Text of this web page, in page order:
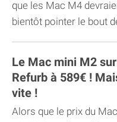
que les Mac M4
bientôt pointer le bout
Le Mac mini M2
Refurb à 589€ !
vite !
Alors que le prix du Mac